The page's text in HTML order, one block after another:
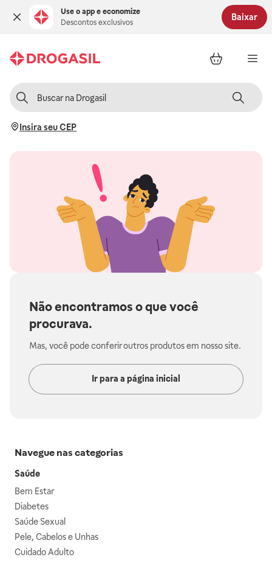
Use o app e economize
Descontos exclusivos
Baixar
Insira seu CEP
Não encontramos o que você
procurava.
Mas, você pode conferir outros produtos em nosso site.
Ir para a página inicial
Navegue nas categorias
Saúde
Bem Estar
Diabetes
Saúde Sexual
Pele, Cabelos e Unhas
Cuidado Adulto